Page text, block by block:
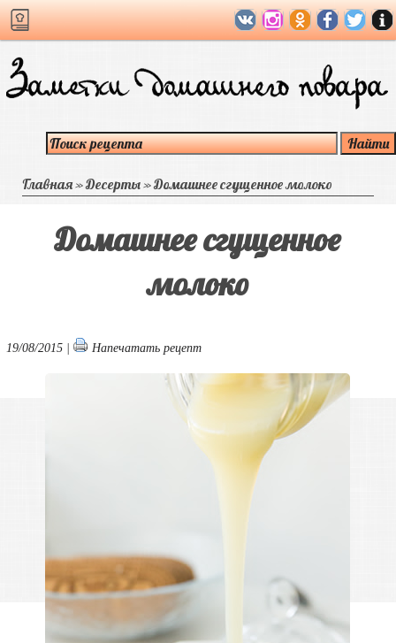
Главная»Десерты»Домашнее сгущенное молоко
Домашнее сгущенное
молоко
19/08/2015 | Напечатать рецепт